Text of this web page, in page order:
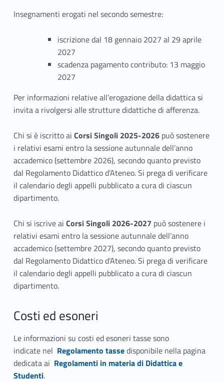
Insegnamenti erogati nel secondo semestre:
iscrizione dal 18 gennaio 2027 al 29 aprile
2027
scadenza pagamento contributo: 13 maggio
2027
Per informazioni relative all’erogazione della didattica si
invita a rivolgersi alle strutture didattiche di afferenza.
Chi si è iscritto ai Corsi Singoli 2025-2026può sostenere
i relativi esami entro la sessione autunnale dell’anno
accademico (settembre 2026), secondo quanto previsto
dal Regolamento Didattico d’Ateneo. Si prega di verificare
il calendario degli appelli pubblicato a cura di ciascun
dipartimento.
Chi si iscrive ai Corsi Singoli 2026-2027 può sostenere i
relativi esami entro la sessione autunnale dell’anno
accademico (settembre 2027), secondo quanto previsto
dal Regolamento Didattico d’Ateneo. Si prega di verificare
il calendario degli appelli pubblicato a cura di ciascun
dipartimento.
Costi ed esoneri
Le informazioni su costi ed esoneri tasse sono
indicate nel Regolamento tassedisponibile nella pagina
dedicata ai Regolamenti in materia di Didattica e
Studenti.